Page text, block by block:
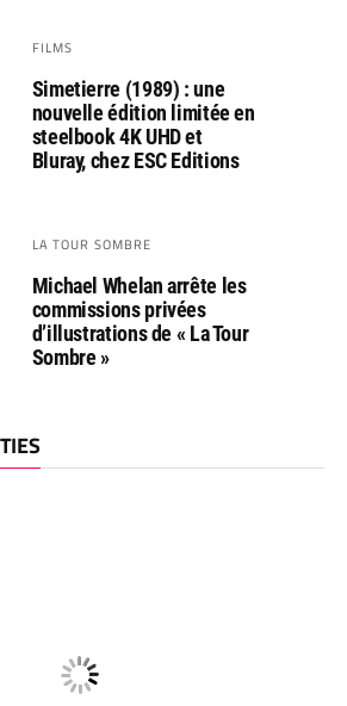
FILMS
Simetierre (1989) : une
nouvelle édition limitée en
steelbook 4K UHD et
Bluray, chez ESC Editions
LA TOUR SOMBRE
Michael Whelan arrête les
commissions privées
d’illustrations de « La Tour
Sombre »